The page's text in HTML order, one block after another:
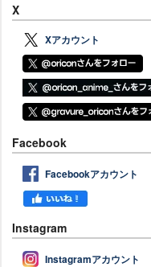
X
Xアカウント
Facebook
Facebookアカウント
Instagram
Instagramアカウント